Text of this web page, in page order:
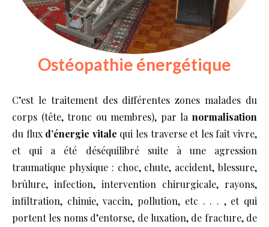
Ostéopathie énergétique
C’est le traitement des différentes zones malades du
corps (tête, tronc ou membres), par la normalisation
du fluxd’énergie vitale qui les traverse et les fait vivre,
et qui a été déséquilibré suite à une agression
traumatique physique : choc, chute, accident, blessure,
brûlure, infection, intervention chirurgicale, rayons,
infiltration, chimie, vaccin, pollution, etc . . . , et qui
portent les noms d’entorse, de luxation, de fracture, de